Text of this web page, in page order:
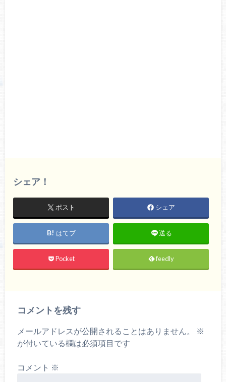
シェア！
ポスト シェア
はてブ 送る
Pocket feedly
コメントを残す
メールアドレスが公開されることはありません。
※
が付いている欄は必須項目です
コメント ※